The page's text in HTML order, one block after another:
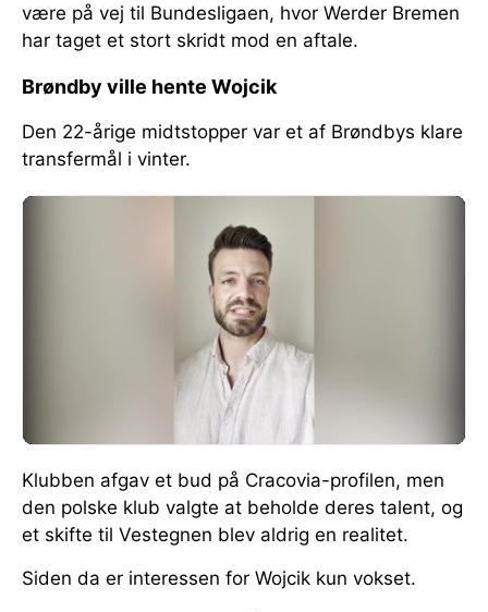
være på vej til Bundesligaen, hvor Werder Bremen
har taget et stort skridt mod en aftale.
Brøndby ville hente Wojcik
Den 22-årige midtstopper var et af Brøndbys klare
transfermål i vinter.
Klubben afgav et bud på Cracovia-profilen, men
den polske klub valgte at beholde deres talent, og
et skifte til Vestegnen blev aldrig en realitet.
Siden da er interessen for Wojcik kun vokset.